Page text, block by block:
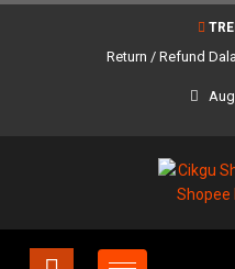
Return / Refund